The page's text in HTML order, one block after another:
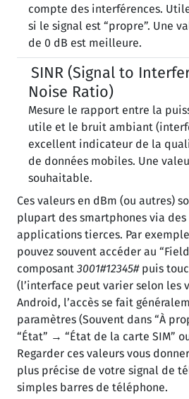
compte des interférences.
si le signal est “propre”. Une
de 0 dB est meilleure.
SINR (Signal to
Noise Ratio)
Mesure le rapport entre la
utile et le bruit ambiant
excellent indicateur de la
de données mobiles. Une
souhaitable.
Ces valeurs en dBm (ou autres)
plupart des smartphones via des
applications tierces. Par
pouvez souvent accéder au
composant 3001#12345#puis
(l’interface peut varier selon les
Android, l’accès se fait
paramètres (Souvent dans “À
“État” → “État de la carte SIM”
Regarder ces valeurs vous
plus précise de votre signal de
simples barres de téléphone.